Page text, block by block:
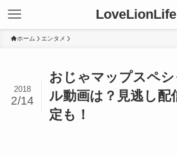
LoveLionLife
ホーム エンタメ
おじゃマップスペシ
ル動画は？見逃し配
定も！
2018
2/14